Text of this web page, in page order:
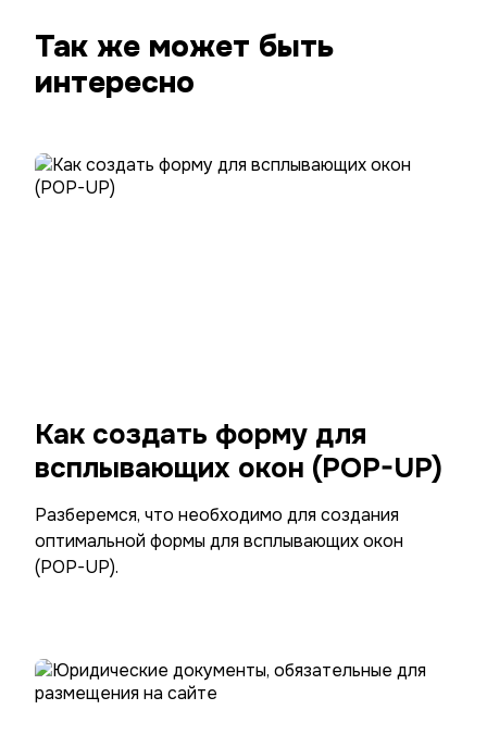
Так же может быть
интересно
Как создать форму для
всплывающих окон (POP-UP)
Разберемся, что необходимо для создания
оптимальной формы для всплывающих окон
(POP-UP).